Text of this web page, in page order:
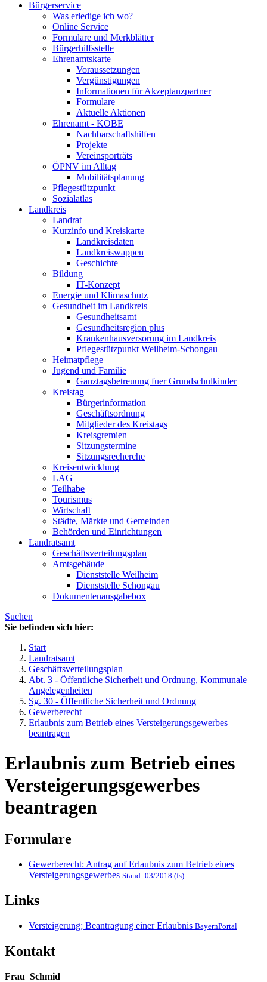
Bürgerservice
Was erledige ich wo?
Online Service
Formulare und Merkblätter
Bürgerhilfsstelle
Ehrenamtskarte
Voraussetzungen
Vergünstigungen
Informationen für Akzeptanzpartner
Formulare
Aktuelle Aktionen
Ehrenamt - KOBE
Nachbarschaftshilfen
Projekte
Vereinsporträts
ÖPNV im Alltag
Mobilitätsplanung
Pflegestützpunkt
Sozialatlas
Landkreis
Landrat
Kurzinfo und Kreiskarte
Landkreisdaten
Landkreiswappen
Geschichte
Bildung
IT-Konzept
Energie und Klimaschutz
Gesundheit im Landkreis
Gesundheitsamt
Gesundheitsregion plus
Krankenhausversorung im Landkreis
Pflegestützpunkt Weilheim-Schongau
Heimatpflege
Jugend und Familie
Ganztagsbetreuung fuer Grundschulkinder
Kreistag
Bürgerinformation
Geschäftsordnung
Mitglieder des Kreistags
Kreisgremien
Sitzungstermine
Sitzungsrecherche
Kreisentwicklung
LAG
Teilhabe
Tourismus
Wirtschaft
Städte, Märkte und Gemeinden
Behörden und Einrichtungen
Landratsamt
Geschäftsverteilungsplan
Amtsgebäude
Dienststelle Weilheim
Dienststelle Schongau
Dokumentenausgabebox
Suchen
Sie befinden sich hier:
Start
Landratsamt
Geschäftsverteilungsplan
Abt. 3 - Öffentliche Sicherheit und Ordnung, Kommunale
Angelegenheiten
Sg. 30 - Öffentliche Sicherheit und Ordnung
Gewerberecht
Erlaubnis zum Betrieb eines Versteigerungsgewerbes
beantragen
Erlaubnis zum Betrieb eines
Versteigerungsgewerbes
beantragen
Formulare
Gewerberecht: Antrag auf Erlaubnis zum Betrieb eines
Versteigerungsgewerbes Stand: 03/2018 (fs)
Links
Versteigerung; Beantragung einer Erlaubnis BayernPortal
Kontakt
Frau Schmid